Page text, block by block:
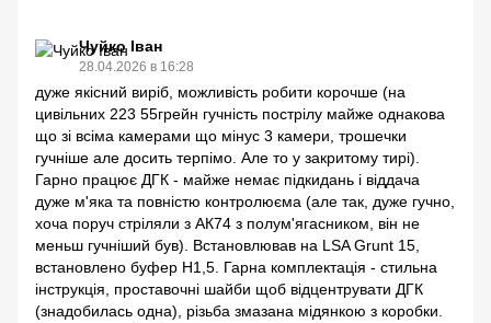
Чуйко Іван
28.04.2026 в 16:28
дуже якісний виріб, можливість робити корочше (на
цивільних 223 55грейн гучність пострілу майже однакова
що зі всіма камерами що мінус 3 камери, трошечки
гучніше але досить терпімо. Але то у закритому тирі).
Гарно працює ДГК - майже немає підкидань і віддача
дуже м'яка та повністю контролюєма (але так, дуже гучно,
хоча поруч стріляли з АК74 з полум'ягасником, він не
меньш гучніший був). Встановлював на LSA Grunt 15,
встановлено буфер Н1,5. Гарна комплектація - стильна
інструкція, проставочні шайби щоб відцентрувати ДГК
(знадобилась одна), різьба змазана мідянкою з коробки.